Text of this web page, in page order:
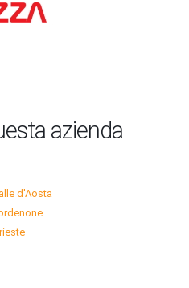
azienda
d'Aosta